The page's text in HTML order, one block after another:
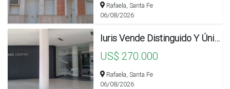
Rafaela, Santa Fe
06/08/2026
Iuris Vende Distinguido Y Único Dpto Belgrano Centro
US$ 270.000
Rafaela, Santa Fe
06/08/2026